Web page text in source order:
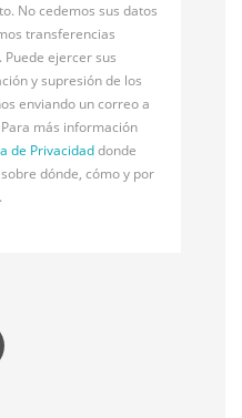
No cedemos sus datos
transferencias
ejercer sus
y supresión de los
enviando un correo a
Para más información
de Privacidaddonde
dónde, cómo y por